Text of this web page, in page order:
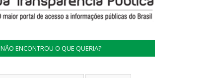
NÃO ENCONTROU O QUE QUERIA?